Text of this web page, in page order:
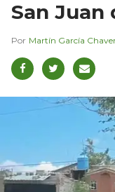
San Juan
Martín García